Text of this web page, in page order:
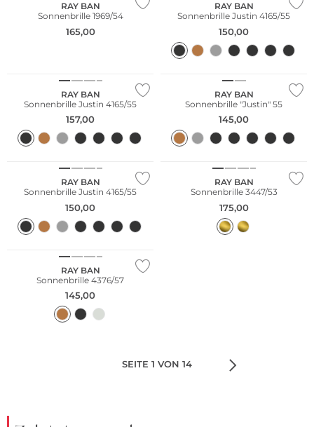
RAY BAN
Sonnenbrille 1969/54
165,00
RAY BAN
Sonnenbrille Justin 4165/55
150,00
RAY BAN
Sonnenbrille Justin 4165/55
157,00
RAY BAN
Sonnenbrille "Justin" 55
145,00
RAY BAN
Sonnenbrille Justin 4165/55
150,00
RAY BAN
Sonnenbrille 3447/53
175,00
RAY BAN
Sonnenbrille 4376/57
145,00
SEITE 1 VON 14